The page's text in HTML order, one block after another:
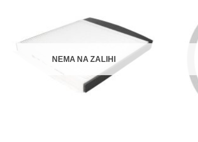
NEMA NA ZALIHI